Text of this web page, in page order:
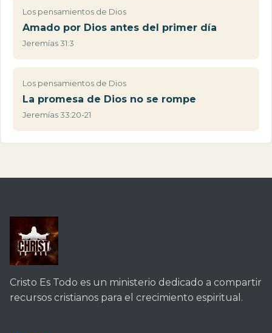
Los pensamientos de Dios
Amado por Dios antes del primer día
Jeremías 31:3
Los pensamientos de Dios
La promesa de Dios no se rompe
Jeremías 33:20-21
Cristo Es Todo es un ministerio dedicado a compartir
recursos cristianos para el crecimiento espiritual.